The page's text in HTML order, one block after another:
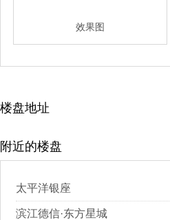
效果图
楼盘地址
附近的楼盘
太平洋银座
滨江德信·东方星城